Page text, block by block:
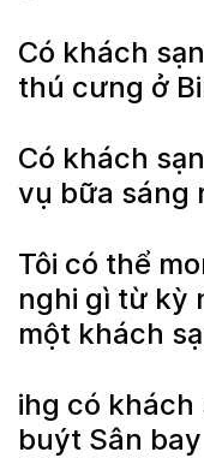
Có khách
thú cưng ở
Có khách
vụ bữa sáng
Tôi có thể
nghi gì từ kỳ
một khách
ihg có khách
buýt Sân